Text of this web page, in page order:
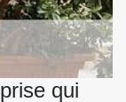
qui